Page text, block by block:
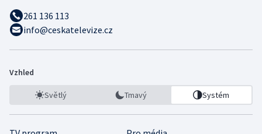
261 136 113
info@ceskatelevize.cz
Vzhled
Světlý Tmavý Systém